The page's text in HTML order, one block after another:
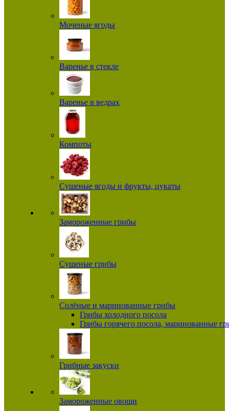
Моченые ягоды
Варенье в стекле
Варенье в ведрах
Компоты
Сушеные ягоды и фрукты, цукаты
Замороженные грибы
Сушеные грибы
Солёные и маринованные грибы
Грибы холодного посола
Грибы горячего посола, маринованные
Грибные закуски
Замороженные овощи